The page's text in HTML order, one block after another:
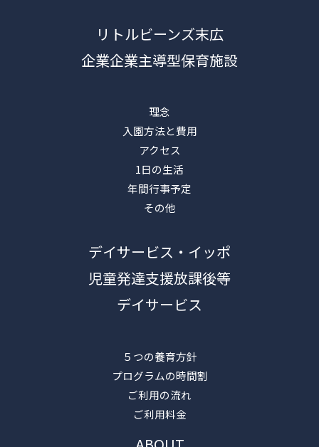
リトルビーンズ末広
企業企業主導型保育施設
理念
入園方法と費用
アクセス
1日の生活
年間行事予定
その他
デイサービス・イッポ
児童発達支援放課後等
デイサービス
５つの養育方針
プログラムの時間割
ご利用の流れ
ご利用料金